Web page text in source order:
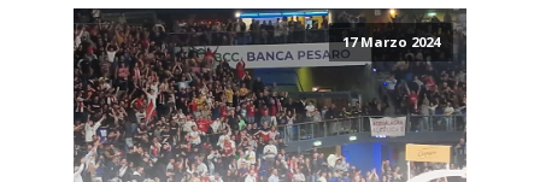
17 Marzo 2024